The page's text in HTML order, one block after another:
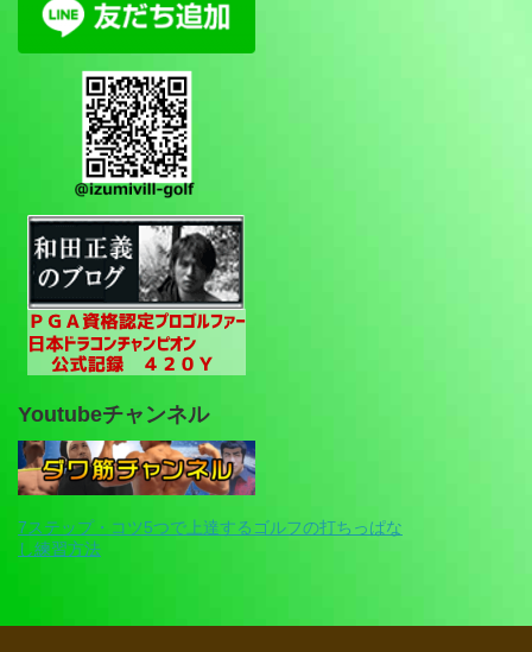
Youtubeチャンネル
7ステップ・コツ5つで上達するゴルフの打ちっぱな
し練習方法